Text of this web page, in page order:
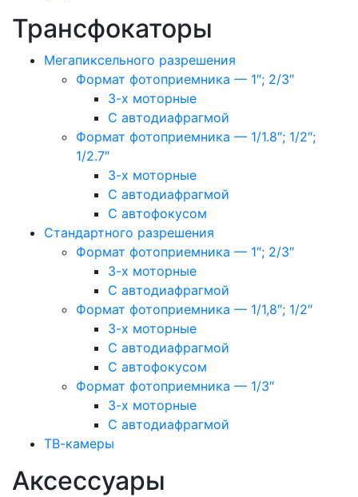
Трансфокаторы
Мегапиксельного разрешения
Формат фотоприемника — 1″; 2/3″
3-х моторные
С автодиафрагмой
Формат фотоприемника — 1/1.8″; 1/2″;
1/2.7″
3-х моторные
С автодиафрагмой
С автофокусом
Стандартного разрешения
Формат фотоприемника — 1″; 2/3″
3-х моторные
С автодиафрагмой
Формат фотоприемника — 1/1,8″; 1/2″
3-х моторные
С автодиафрагмой
С автофокусом
Формат фотоприемника — 1/3″
3-х моторные
С автодиафрагмой
ТВ-камеры
Аксессуары